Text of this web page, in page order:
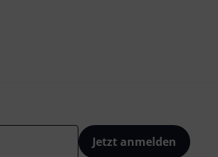
Jetzt anmelden